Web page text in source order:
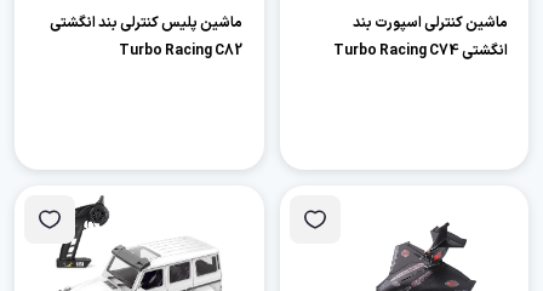
ماشین کنترلی اسپورت بند
انگشتی Turbo Racing C74
ماشین پلیس کنترلی بند انگشتی
Turbo Racing C82